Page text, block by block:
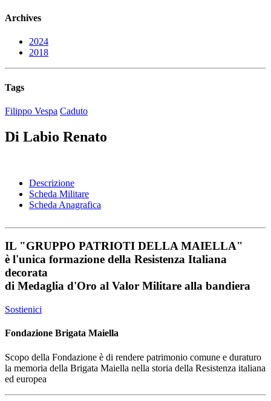
Archives
2024
2018
Tags
Filippo Vespa Caduto
Di Labio Renato
Descrizione
Scheda Militare
Scheda Anagrafica
IL "GRUPPO PATRIOTI DELLA MAIELLA"
è l'unica formazione della Resistenza Italiana
decorata
di Medaglia d'Oro al Valor Militare alla bandiera
Sostienici
Fondazione Brigata Maiella
Scopo della Fondazione è di rendere patrimonio comune e duraturo
la memoria della Brigata Maiella nella storia della Resistenza italiana
ed europea